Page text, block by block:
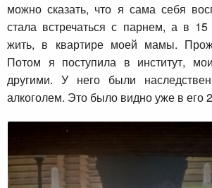
можно сказать, что я сама себя
стала встречаться с парнем, а в
жить, в квартире моей мамы.
Потом я поступила в институт,
другими. У него были
алкоголем. Это было видно уже в его